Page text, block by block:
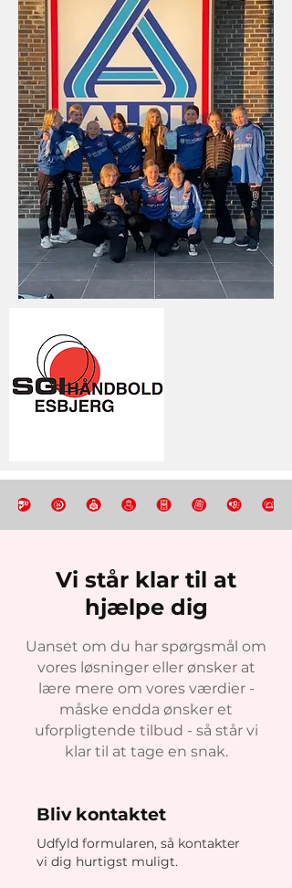
Vi står klar til at
hjælpe dig
Uanset om du har spørgsmål om
vores løsninger eller ønsker at
lære mere om vores værdier -
måske endda ønsker et
uforpligtende tilbud - så står vi
klar til at tage en snak.
Bliv kontaktet
Udfyld formularen, så kontakter
vi dig hurtigst muligt.